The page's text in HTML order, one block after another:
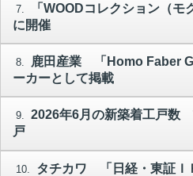
7.
「WOODコレクション（モ
に開催
8.
鹿田産業 「Homo Faber
ーカーとして掲載
9. 2026年6月の新築着工戸数
戸
10. タチカワ 「日経・東証Ｉ